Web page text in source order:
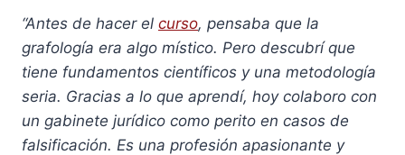
“Antes de hacer el curso, pensaba que la
grafología era algo místico. Pero descubrí que
tiene fundamentos científicos y una metodología
seria. Gracias a lo que aprendí, hoy colaboro con
un gabinete jurídico como perito en casos de
falsificación. Es una profesión apasionante y